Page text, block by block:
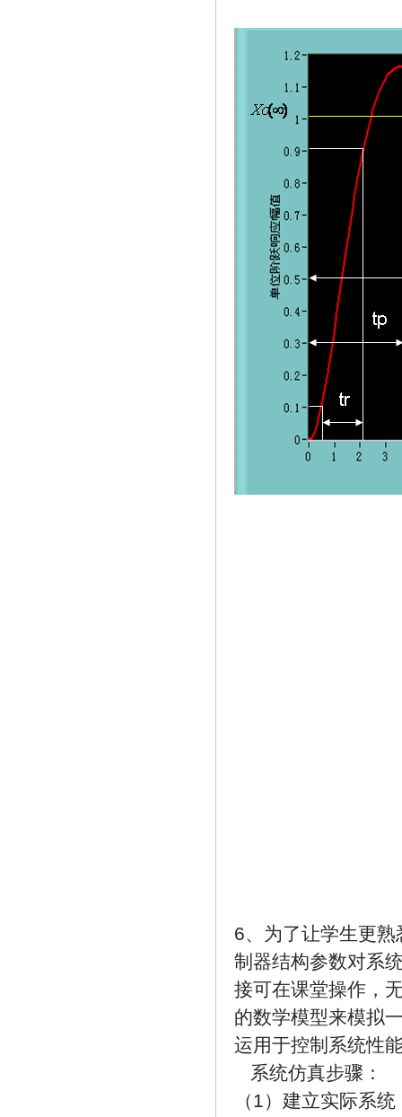
6、为了让学生更
制器结构参数对系
接可在课堂操作，
的数学模型来模拟
运用于控制系统性
系统仿真步骤：
（1）建立实际系